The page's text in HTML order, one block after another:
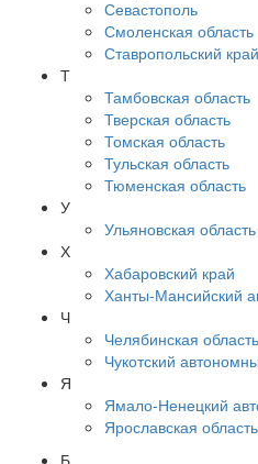
Севастополь
Смоленская область
Ставропольский край
Т
Тамбовская область
Тверская область
Томская область
Тульская область
Тюменская область
У
Ульяновская область
Х
Хабаровский край
Ханты-Мансийский
Ч
Челябинская область
Чукотский
Я
Ямало-Ненецкий
Ярославская область
Б